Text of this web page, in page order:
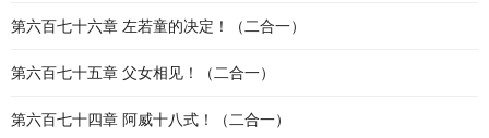
第六百七十六章 左若童的决定！（二合一）
第六百七十五章 父女相见！（二合一）
第六百七十四章 阿威十八式！（二合一）